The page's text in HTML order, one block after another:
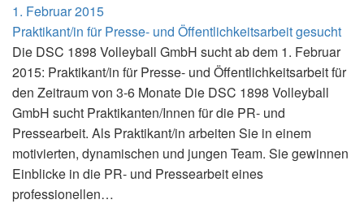
1. Februar 2015
Praktikant/in für Presse- und Öffentlichkeitsarbeit gesucht
Die DSC 1898 Volleyball GmbH sucht ab dem 1. Februar
2015: Praktikant/in für Presse- und Öffentlichkeitsarbeit für
den Zeitraum von 3-6 Monate Die DSC 1898 Volleyball
GmbH sucht Praktikanten/Innen für die PR- und
Pressearbeit. Als Praktikant/in arbeiten Sie in einem
motivierten, dynamischen und jungen Team. Sie gewinnen
Einblicke in die PR- und Pressearbeit eines
professionellen…